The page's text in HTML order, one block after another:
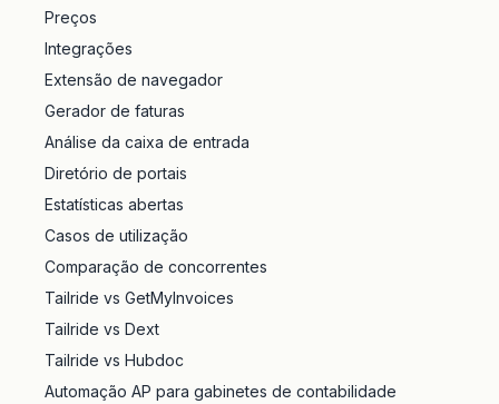
Preços
Integrações
Extensão de navegador
Gerador de faturas
Análise da caixa de entrada
Diretório de portais
Estatísticas abertas
Casos de utilização
Comparação de concorrentes
Tailride vs GetMyInvoices
Tailride vs Dext
Tailride vs Hubdoc
Automação AP para gabinetes de contabilidade